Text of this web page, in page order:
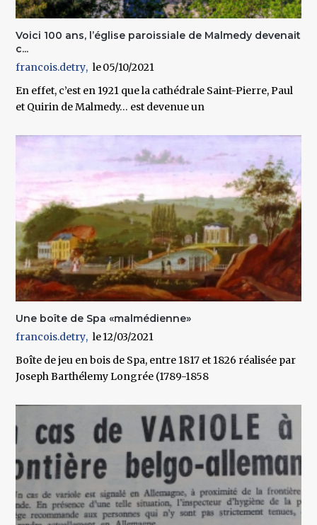
Voici 100 ans, l’église paroissiale de Malmedy devenait
c...
francois.detry
05/10/2021
En effet, c’est en 1921 que la cathédrale Saint-Pierre, Paul
et Quirin de Malmedy… est devenue un
Une boîte de Spa «malmédienne»
francois.detry
12/03/2021
Boîte de jeu en bois de Spa, entre 1817 et 1826 réalisée par
Joseph Barthélemy Longrée (1789-1858